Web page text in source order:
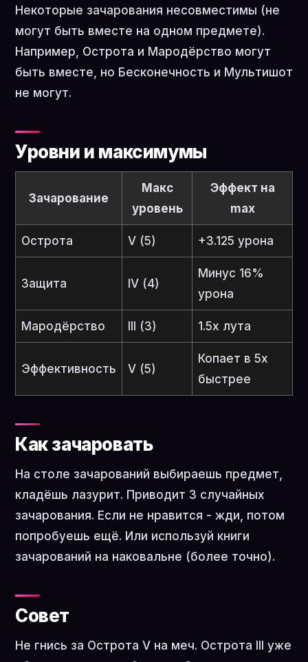
Некоторые зачарования несовместимы (не
могут быть вместе на одном предмете).
Например, Острота и Мародёрство могут
быть вместе, но Бесконечность и Мультишот
не могут.
Уровни и максимумы
Зачарование
Макс
уровень
Эффект на
max
Острота V (5) +3.125 урона
Защита IV (4)
Минус 16%
урона
Мародёрство III (3) 1.5x лута
Эффективность V (5)
Копает в 5x
быстрее
Как зачаровать
На столе зачарований выбираешь предмет,
кладёшь лазурит. Приводит 3 случайных
зачарования. Если не нравится - жди, потом
попробуешь ещё. Или используй книги
зачарований на наковальне (более точно).
Совет
Не гнись за Острота V на меч. Острота III уже